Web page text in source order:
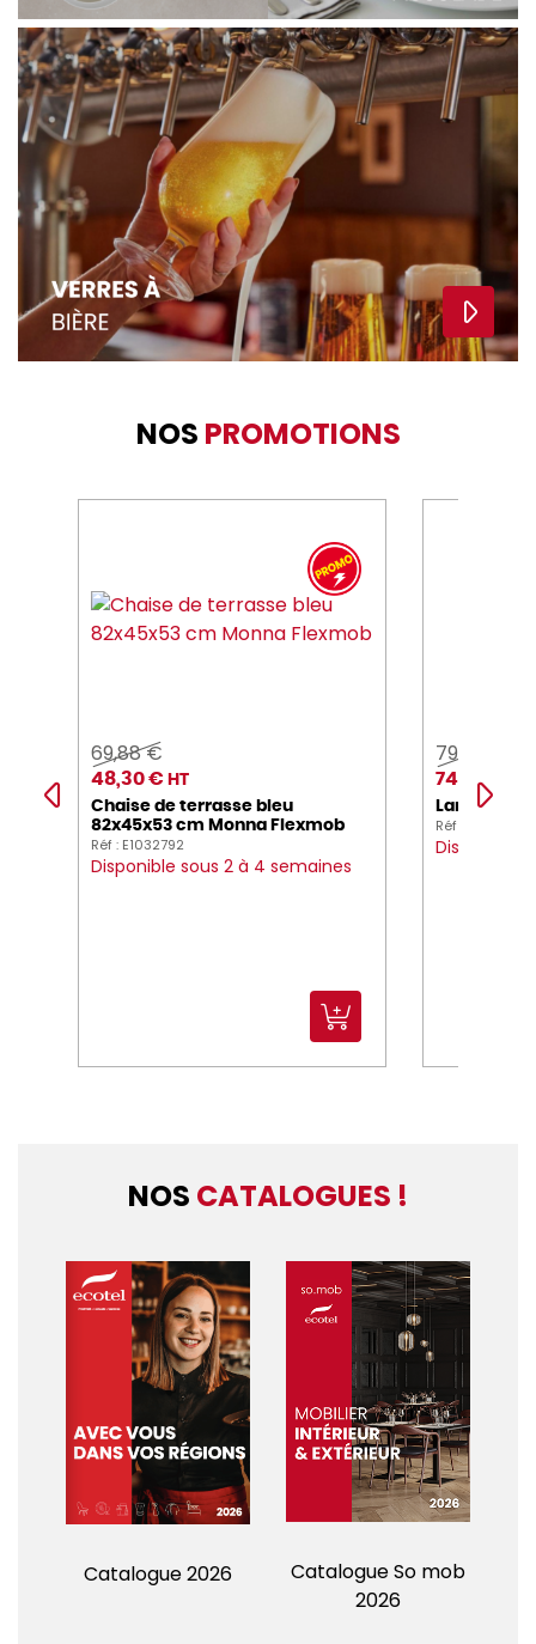
NOS PROMOTIONS
69,88 €
48,30 € HT
Chaise de terrasse bleu
82x45x53 cm Monna Flexmob
Réf : E1032792
Disponible sous 2 à 4 semaines
79,00 €
74,00 €
Lampe led
Réf : E1045330
Disponible
NOS CATALOGUES !
Catalogue 2026
Catalogue So mob
2026